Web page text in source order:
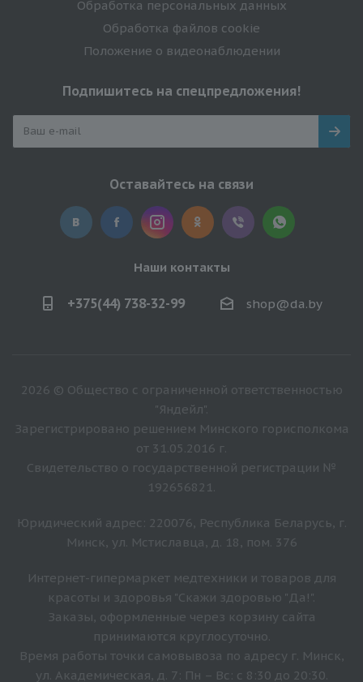
Обработка персональных данных
Обработка файлов cookie
Положение о видеонаблюдении
Подпишитесь на спецпредложения!
Оставайтесь на связи
Наши контакты
+375(44) 738-32-99 shop@da.by
2026 © Общество с ограниченной ответственностью
"Яндейл".
Зарегистрировано решением Минского горисполкома
от 31.05.2016 г.
Свидетельство о государственной регистрации №
192656821.
Юридический адрес: 220076, Республика Беларусь, г.
Минск, ул. Мстиславца, д. 18, пом. 376
Интернет-гипермаркет медтехники и товаров для
красоты и здоровья "Скажи здоровью "Да!".
Заказы, оформленные через корзину сайта
принимаются круглосуточно.
Время работы точки самовывоза по адресу г. Минск,
ул. Академическая, д. 7: Пн – Вс: с 8:30 до 20:30.